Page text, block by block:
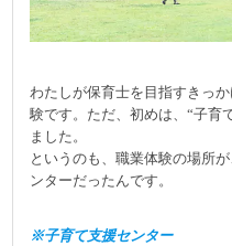
わたしが保育士を目指すきっ
験です。ただ、初めは、“子育
ました。
というのも、職業体験の場所
ンターだったんです。
※子育て支援センター